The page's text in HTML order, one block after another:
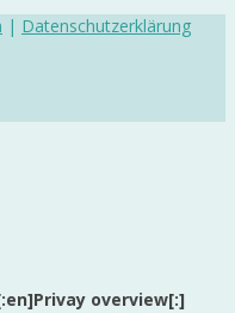
| Datenschutzerklärung
overview[:]